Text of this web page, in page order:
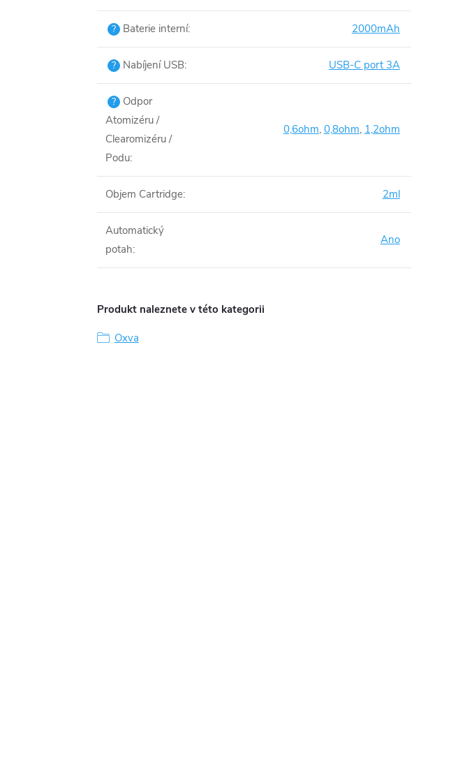
? Baterie interní: 2000mAh
? Nabíjení USB: USB-C port 3A
? Odpor
Atomizéru /
Clearomizéru /
Podu:
0,6ohm, 0,8ohm, 1,2ohm
Objem Cartridge: 2ml
Automatický
potah:
Ano
Produkt naleznete v této kategorii
Oxva